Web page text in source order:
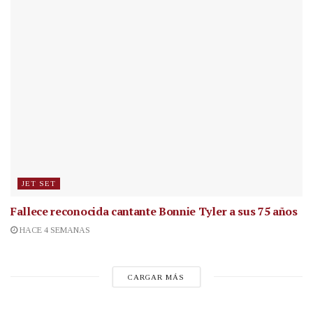
JET SET
Fallece reconocida cantanteBonnie Tyler a sus 75 años
HACE 4 SEMANAS
CARGAR MÁS